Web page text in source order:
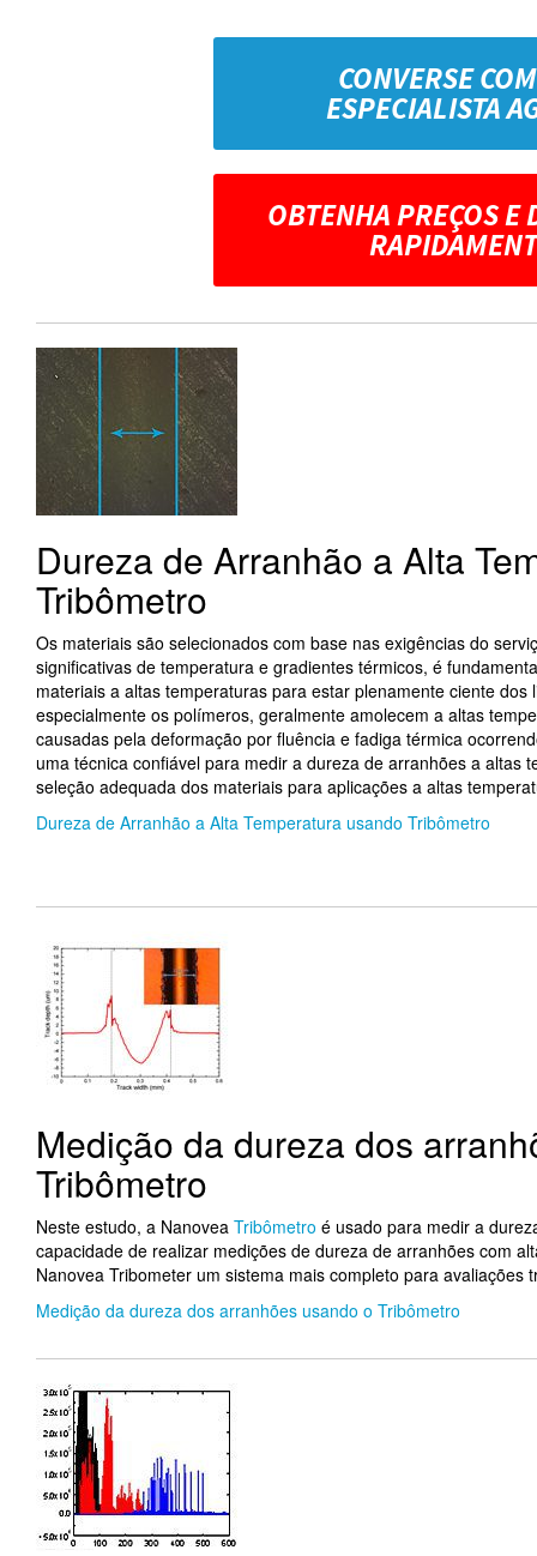
CONVERSE
ESPECIALISTA
OBTENHA PREÇOS E
Dureza de Arranhão a Alta
Tribômetro
Os materiais são selecionados com base nas exigências do
significativas de temperatura e gradientes térmicos, é
materiais a altas temperaturas para estar plenamente ciente dos
especialmente os polímeros, geralmente amolecem a altas
causadas pela deformação por fluência e fadiga térmica
uma técnica confiável para medir a dureza de arranhões a altas
seleção adequada dos materiais para aplicações a altas
Dureza de Arranhão a Alta Temperatura usando Tribômetro
Medição da dureza dos
Tribômetro
Neste estudo, a Nanovea Tribômetro é usado para medir a
capacidade de realizar medições de dureza de arranhões com
Nanovea Tribometer um sistema mais completo para avaliações
Medição da dureza dos arranhões usando o Tribômetro